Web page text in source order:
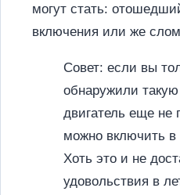
могут стать:
включения или же
Совет: если вы
обнаружили
двигатель еще не
можно включить в
Хоть это и не
удовольствия в